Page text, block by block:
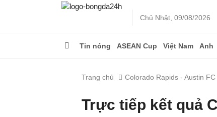
Chủ Nhật, 09/08/2026
Tin nóng ASEAN Cup Việt Nam Anh
Trang chủ Colorado Rapids - Austin FC
Trực tiếp kết quả